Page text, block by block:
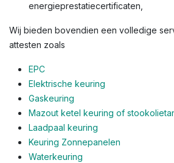
energieprestatiecertificaten,
Wij bieden bovendien een volledige
attesten zoals
EPC
Elektrische keuring
Gaskeuring
Mazout ketel keuring of
Laadpaal keuring
Keuring Zonnepanelen
Waterkeuring